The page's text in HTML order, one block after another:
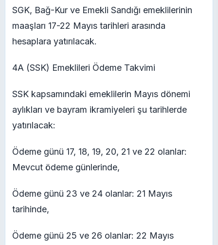
SGK, Bağ-Kur ve Emekli Sandığı emeklilerinin
maaşları 17-22 Mayıs tarihleri arasında
hesaplara yatırılacak.
4A (SSK) Emeklileri Ödeme Takvimi
SSK kapsamındaki emeklilerin Mayıs dönemi
aylıkları ve bayram ikramiyeleri şu tarihlerde
yatırılacak:
Ödeme günü 17, 18, 19, 20, 21 ve 22 olanlar:
Mevcut ödeme günlerinde,
Ödeme günü 23 ve 24 olanlar: 21 Mayıs
tarihinde,
Ödeme günü 25 ve 26 olanlar: 22 Mayıs